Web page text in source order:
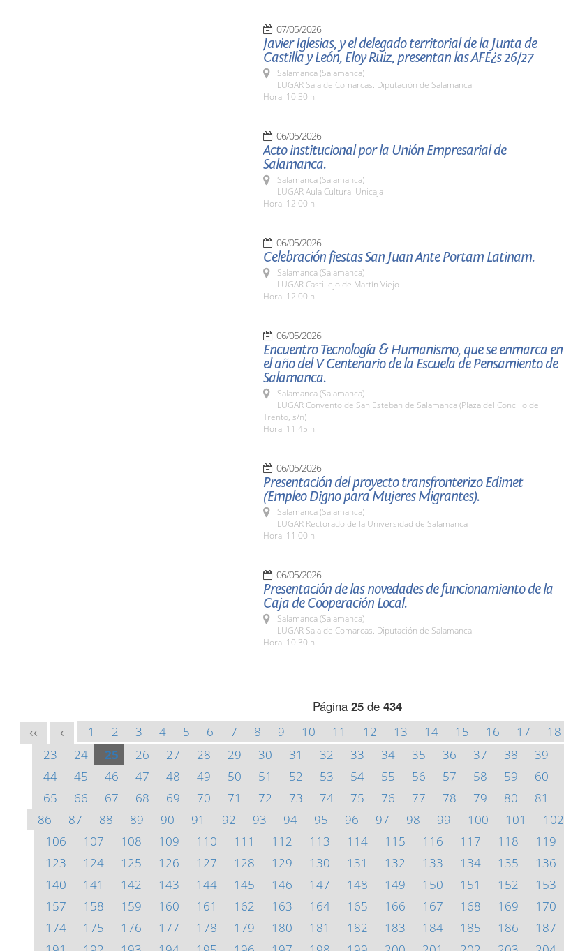
07/05/2026
Javier Iglesias, y el delegado territorial de la Junta de
Castilla y León, Eloy Ruiz, presentan las AFE¿s 26/27
Salamanca (Salamanca)
LUGAR Sala de Comarcas. Diputación de Salamanca
Hora: 10:30 h.
06/05/2026
Acto institucional por la Unión Empresarial de
Salamanca.
Salamanca (Salamanca)
LUGAR Aula Cultural Unicaja
Hora: 12:00 h.
06/05/2026
Celebración fiestas San Juan Ante Portam Latinam.
Salamanca (Salamanca)
LUGAR Castillejo de Martín Viejo
Hora: 12:00 h.
06/05/2026
Encuentro Tecnología & Humanismo, que se enmarca en
el año del V Centenario de la Escuela de Pensamiento de
Salamanca.
Salamanca (Salamanca)
LUGAR Convento de San Esteban de Salamanca (Plaza del Concilio de
Trento, s/n)
Hora: 11:45 h.
06/05/2026
Presentación del proyecto transfronterizo Edimet
(Empleo Digno para Mujeres Migrantes).
Salamanca (Salamanca)
LUGAR Rectorado de la Universidad de Salamanca
Hora: 11:00 h.
06/05/2026
Presentación de las novedades de funcionamiento de la
Caja de Cooperación Local.
Salamanca (Salamanca)
LUGAR Sala de Comarcas. Diputación de Salamanca.
Hora: 10:30 h.
Página 25 de 434
<< < 1 2 3 4 5 6 7 8 9 10 11 12 13 14 15 16 17 18
23
24 25 26 27 28 29 30 31 32 33 34 35 36 37 38 39
44
45 46 47 48 49 50 51 52 53 54 55 56 57 58 59 60
65
66 67 68 69 70 71 72 73 74 75 76 77 78 79 80 81
86
87 88 89 90 91 92 93 94 95 96 97 98 99 100 101 102
106
107 108 109 110 111 112 113 114 115 116 117 118 119
123
124 125 126 127 128 129 130 131 132 133 134 135 136
140
141 142 143 144 145 146 147 148 149 150 151 152 153
157
158 159 160 161 162 163 164 165 166 167 168 169 170
174
175 176 177 178 179 180 181 182 183 184 185 186 187